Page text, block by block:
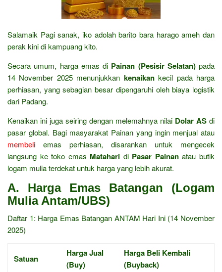
Salamaik Pagi sanak, iko adolah barito bara harago ameh dan
perak kini di kampuang kito.
Secara umum, harga emas di Painan (Pesisir Selatan)pada
14 November 2025 menunjukkan kenaikankecil pada harga
perhiasan, yang sebagian besar dipengaruhi oleh biaya logistik
dari Padang.
Kenaikan ini juga seiring dengan melemahnya nilai Dolar AS di
pasar global. Bagi masyarakat Painan yang ingin menjual atau
membeli emas perhiasan, disarankan untuk mengecek
langsung ke toko emas Matahari di Pasar Painanatau butik
logam mulia terdekat untuk harga yang lebih akurat.
A. Harga Emas Batangan (Logam
Mulia Antam/UBS)
Daftar 1: Harga Emas Batangan ANTAM Hari Ini (14 November
2025)
Satuan
Harga Jual
(Buy)
Harga Beli Kembali
(Buyback)